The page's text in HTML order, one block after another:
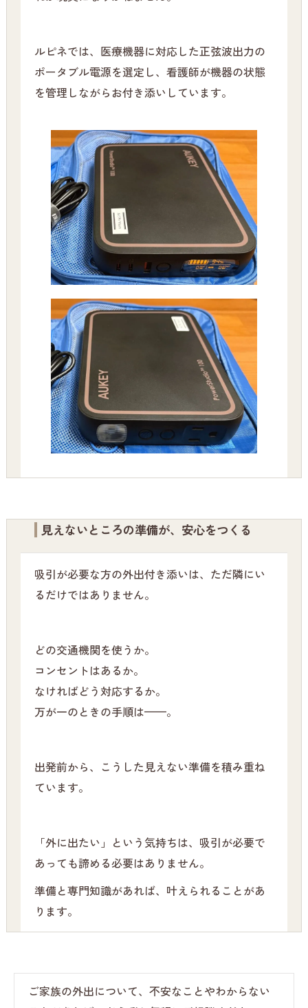
ルピネでは、医療機器に対応した正弦波出力の
ポータブル電源を選定し、看護師が機器の状態
を管理しながらお付き添いしています。
見えないところの準備が、安心をつくる
吸引が必要な方の外出付き添いは、ただ隣にい
るだけではありません。
どの交通機関を使うか。
コンセントはあるか。
なければどう対応するか。
万が一のときの手順は——。
出発前から、こうした見えない準備を積み重ね
ています。
「外に出たい」という気持ちは、吸引が必要で
あっても諦める必要はありません。
準備と専門知識があれば、叶えられることがあ
ります。
ご家族の外出について、不安なことやわからない